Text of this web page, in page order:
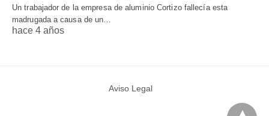
Un trabajador de la empresa de aluminio Cortizo fallecía esta
madrugada a causa de un…
hace 4 años
Aviso Legal